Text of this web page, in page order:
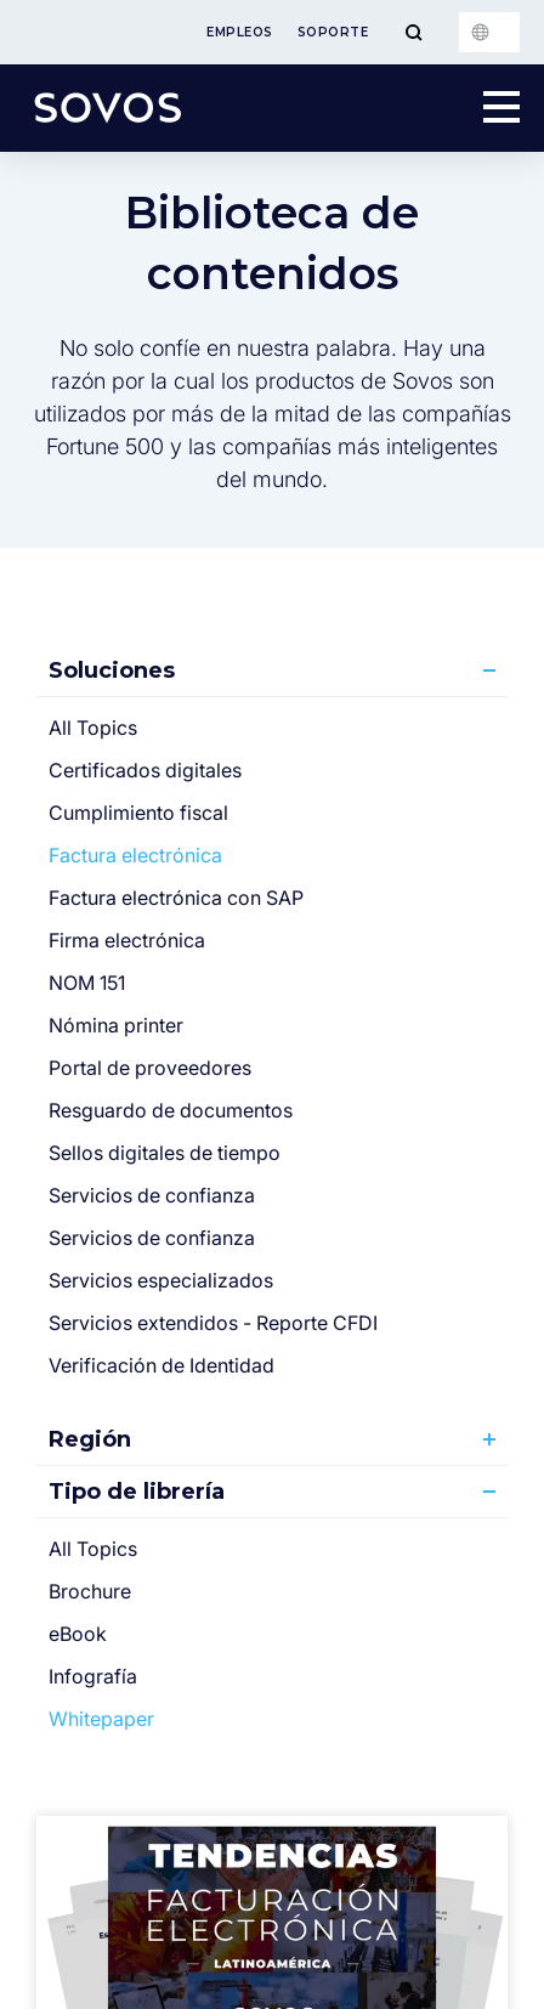
EMPLEOS SOPORTE
Biblioteca de
contenidos
No solo confíe en nuestra palabra. Hay una
razón por la cual los productos de Sovos son
utilizados por más de la mitad de las compañías
Fortune 500 y las compañías más inteligentes
del mundo.
Soluciones
All Topics
Certificados digitales
Cumplimiento fiscal
Factura electrónica
Factura electrónica con SAP
Firma electrónica
NOM 151
Nómina printer
Portal de proveedores
Resguardo de documentos
Sellos digitales de tiempo
Servicios de confianza
Servicios de confianza
Servicios especializados
Servicios extendidos - Reporte CFDI
Verificación de Identidad
Región
Tipo de librería
All Topics
Brochure
eBook
Infografía
Whitepaper